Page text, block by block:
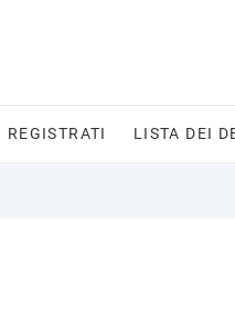
REGISTRATI LISTA DEI